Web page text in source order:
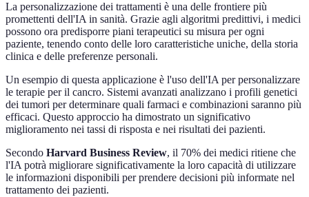
La personalizzazione dei trattamenti è una delle frontiere più
promettenti dell'IA in sanità. Grazie agli algoritmi predittivi, i medici
possono ora predisporre piani terapeutici su misura per ogni
paziente, tenendo conto delle loro caratteristiche uniche, della storia
clinica e delle preferenze personali.
Un esempio di questa applicazione è l'uso dell'IA per personalizzare
le terapie per il cancro. Sistemi avanzati analizzano i profili genetici
dei tumori per determinare quali farmaci e combinazioni saranno più
efficaci. Questo approccio ha dimostrato un significativo
miglioramento nei tassi di risposta e nei risultati dei pazienti.
Secondo Harvard Business Review, il 70% dei medici ritiene che
l'IA potrà migliorare significativamente la loro capacità di utilizzare
le informazioni disponibili per prendere decisioni più informate nel
trattamento dei pazienti.